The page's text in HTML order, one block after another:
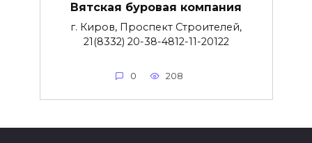
Вятская буровая компания
г. Киров, Проспект Строителей,
21(8332) 20-38-4812-11-20122
0 208